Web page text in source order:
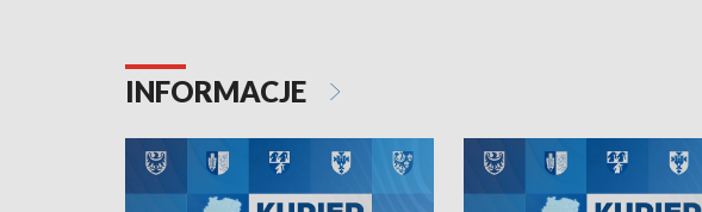
torowym.
INFORMACJE